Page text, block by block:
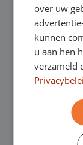
Onze
Je bent
en
kunt in
over uw
kunnen
u aan hen
verzameld